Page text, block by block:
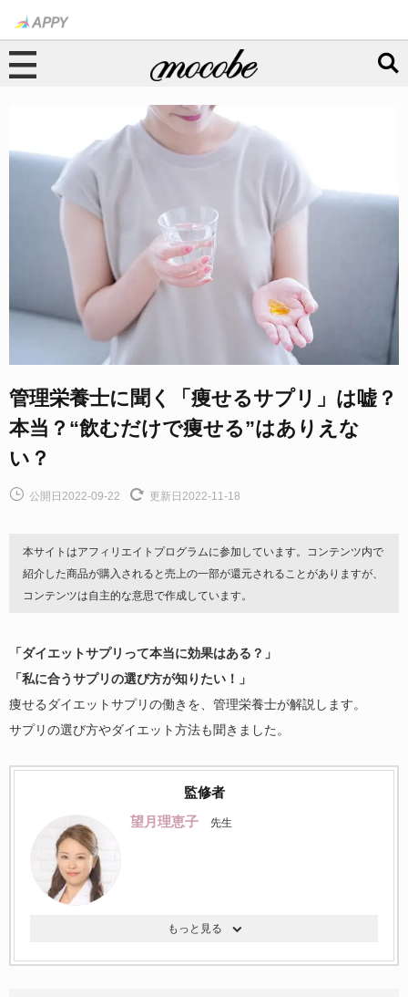
管理栄養士に聞く「痩せるサプリ」は嘘？
本当？“飲むだけで痩せる”はありえな
い？
公開日2022-09-22 更新日2022-11-18
本サイトはアフィリエイトプログラムに参加しています。コンテンツ内で
紹介した商品が購入されると売上の一部が還元されることがありますが、
コンテンツは自主的な意思で作成しています。
「ダイエットサプリって本当に効果はある？」
「私に合うサプリの選び方が知りたい！」
痩せるダイエットサプリの働きを、管理栄養士が解説します。
サプリの選び方やダイエット方法も聞きました。
監修者
望月理恵子
先生